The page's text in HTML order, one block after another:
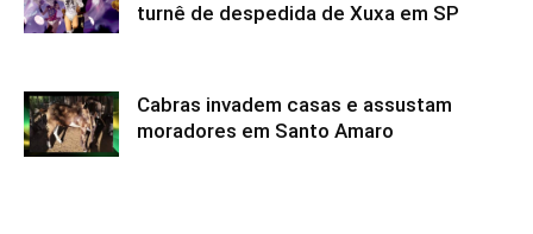
turnê de despedida de Xuxa em SP
Cabras invadem casas e assustam
moradores em Santo Amaro